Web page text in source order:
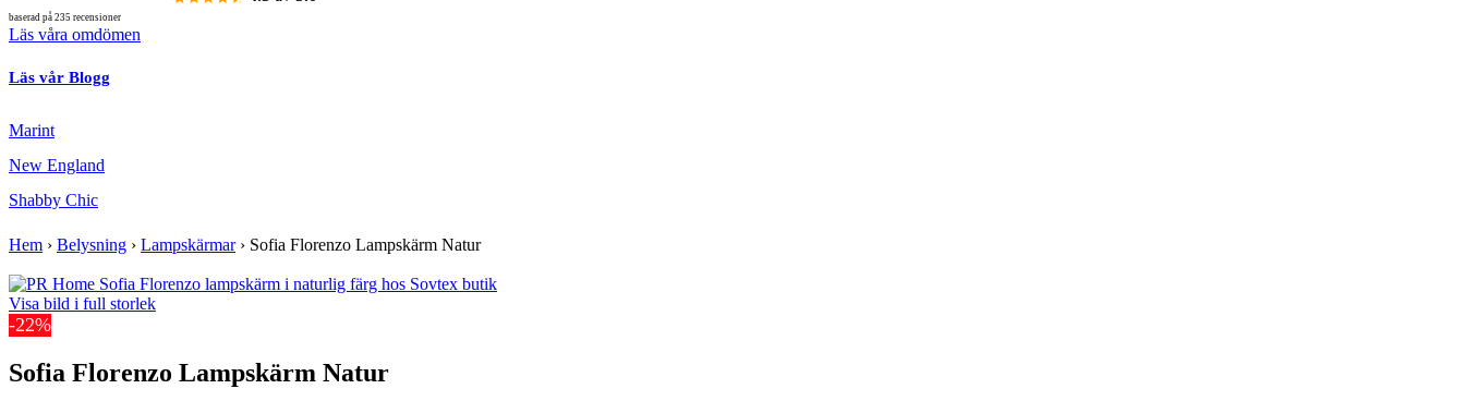
baserad på 235 recensioner
Läs våra omdömen
Läs vår Blogg
Marint
New England
Shabby Chic
Hem › Belysning › Lampskärmar› Sofia Florenzo Lampskärm Natur
Visa bild i full storlek
-22%
Sofia Florenzo Lampskärm Natur